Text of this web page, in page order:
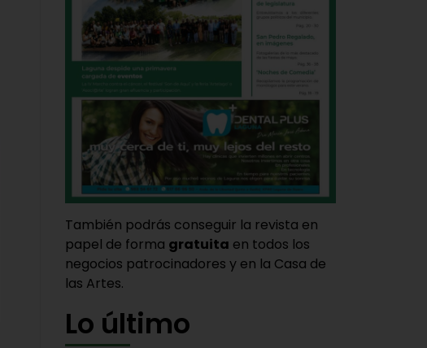
También podrás conseguir la revista en
papel de forma gratuita en todos los
negocios patrocinadores y en la Casa de
las Artes.
Lo último